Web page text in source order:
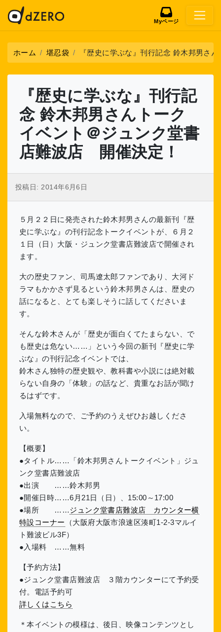
Myページ
ホーム 堪忍袋 『歴史に学ぶな』刊行記念 鈴木邦男さ
『歴史に学ぶな』刊行記
念 鈴木邦男さんトーク
イベント＠ジュンク堂書
店難波店 開催決定！
投稿日: 2014年6月6日
５月２２日に発売された鈴木邦男さんの最新刊『歴
史に学ぶな』の刊行記念トークイベントが、６月２
１日（日）大阪・ジュンク堂書店難波店で開催され
ます。
大の歴史ファン、司馬遼太郎ファンであり、大河ド
ラマもかかさず見るという鈴木邦男さんは、歴史の
話になると、とても楽しそうに話してくださいま
す。
そんな鈴木さんが「歴史が面白くてたまらない、で
も歴史は危ない……」という今回の新刊『歴史に学
ぶな』の刊行記念イベントでは、
鈴木さん独特の歴史観や、教科書や小説には絶対載
らない自身の「体験」の話など、貴重なお話が聞け
るはずです。
入場無料なので、ご予約のうえぜひお越しくださ
い。
【概要】
●タイトル……「鈴木邦男さんトークイベント」ジュ
ンク堂書店難波店
●出演 ……鈴木邦男
●開催日時……6月21日（日）、15:00～17:00
●場所 ……ジュンク堂書店難波店 カウンター横
特設コーナー
（大阪府大阪市浪速区湊町1-2-3マルイ
ト難波ビル3F）
●入場料 ……無料
【予約方法】
●ジュンク堂書店難波店 ３階カウンターにて予約受
付。電話予約可
詳しくはこちら
＊本イベントの模様は、後日、映像コンテンツとし